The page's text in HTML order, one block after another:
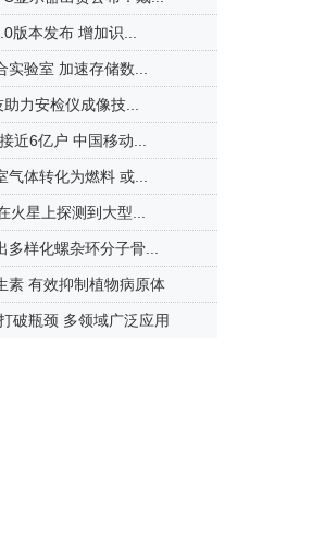
版本发布 增加识...
实验室 加速存储数...
力安检仪成像技...
近6亿户 中国移动...
气体转化为燃料 或...
火星上探测到大型...
多样化螺杂环分子骨...
素 有效抑制植物病原体
破瓶颈 多领域广泛应用